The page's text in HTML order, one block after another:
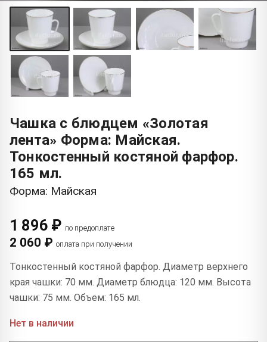
Чашка с блюдцем «Золотая
лента» Форма: Майская.
Тонкостенный костяной фарфор.
165 мл.
Форма: Майская
1 896 ₽ по предоплате
2 060 ₽ оплата при получении
Тонкостенный костяной фарфор. Диаметр верхнего
края чашки: 70 мм. Диаметр блюдца: 120 мм. Высота
чашки: 75 мм. Объем: 165 мл.
Нет в наличии